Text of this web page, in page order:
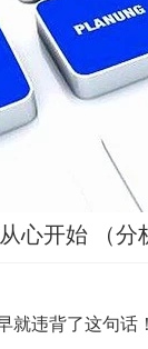
心开始 （分
就违背了这句话！